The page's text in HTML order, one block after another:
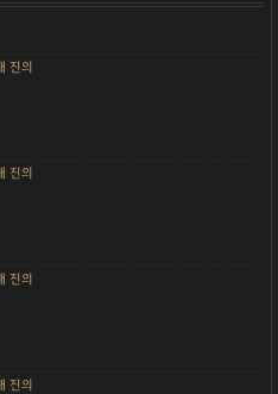
진의
진의
진의
진의